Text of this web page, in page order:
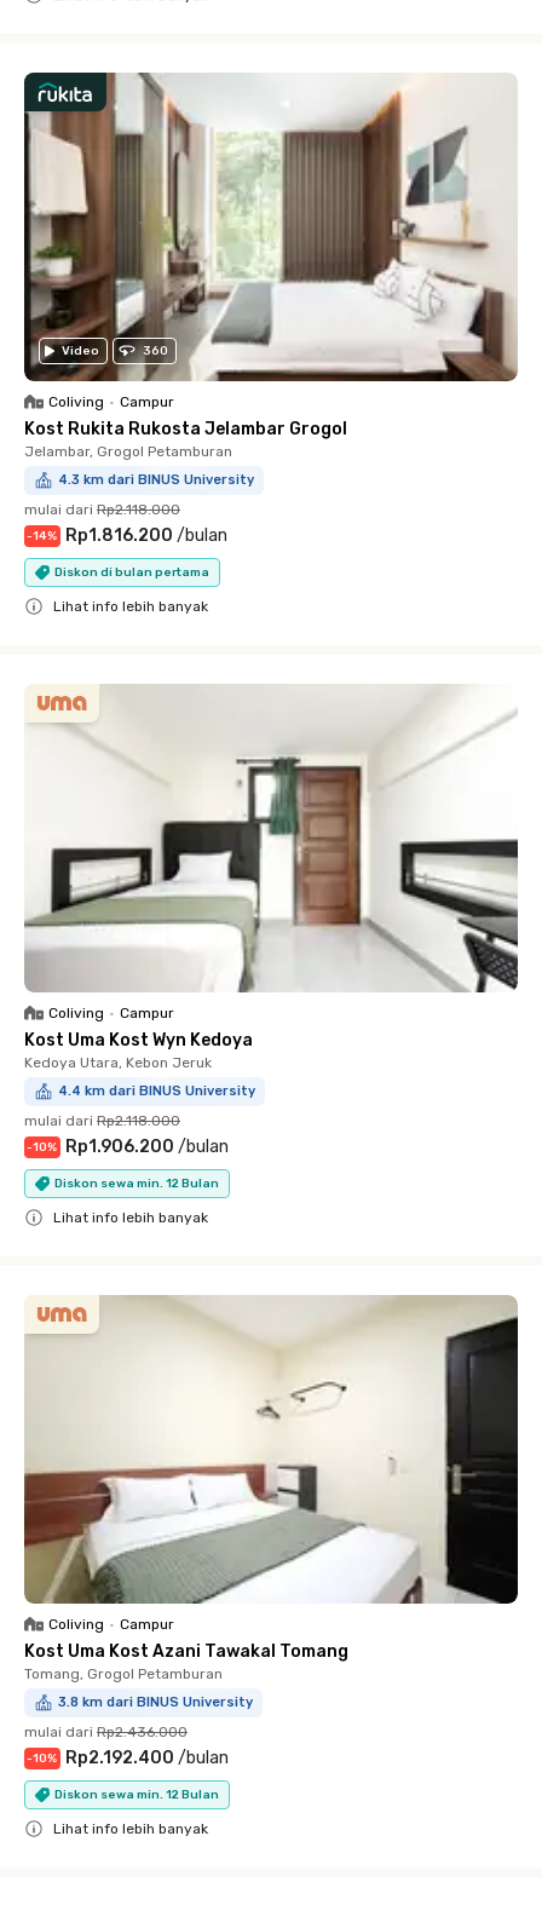
Video 360
Coliving • Campur
Kost Rukita Rukosta Jelambar Grogol
Jelambar, Grogol Petamburan
4.3 km dari BINUS University
mulai dari Rp2.118.000
-14% Rp1.816.200 /bulan
Diskon di bulan pertama
Lihat info lebih banyak
Coliving • Campur
Kost Uma Kost Wyn Kedoya
Kedoya Utara, Kebon Jeruk
4.4 km dari BINUS University
mulai dari Rp2.118.000
-10% Rp1.906.200 /bulan
Diskon sewa min. 12 Bulan
Lihat info lebih banyak
Coliving • Campur
Kost Uma Kost Azani Tawakal Tomang
Tomang, Grogol Petamburan
3.8 km dari BINUS University
mulai dari Rp2.436.000
-10% Rp2.192.400 /bulan
Diskon sewa min. 12 Bulan
Lihat info lebih banyak